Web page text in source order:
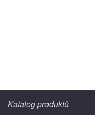
Katalog produktů